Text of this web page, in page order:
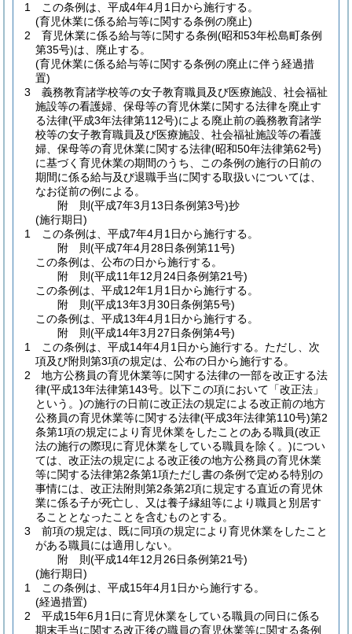
1
この条例は、平成4年4月1日から施行する。
(育児休業に係る給与等に関する条例の廃止)
2
育児休業に係る給与等に関する条例(昭和53年松島町条例
第35号)は、廃止する。
(育児休業に係る給与等に関する条例の廃止に伴う経過措
置)
3
義務教育諸学校等の女子教育職員及び医療施設、社会福祉
施設等の看護婦、保母等の育児休業に関する法律を廃止す
る法律(平成3年法律第112号)による廃止前の義務教育諸学
校等の女子教育職員及び医療施設、社会福祉施設等の看護
婦、保母等の育児休業に関する法律(昭和50年法律第62号)
に基づく育児休業の期間のうち、この条例の施行の日前の
期間に係る給与及び退職手当に関する取扱いについては、
なお従前の例による。
附 則(平成7年3月13日条例第3号)抄
(施行期日)
1
この条例は、平成7年4月1日から施行する。
附 則(平成7年4月28日条例第11号)
この条例は、公布の日から施行する。
附 則(平成11年12月24日条例第21号)
この条例は、平成12年1月1日から施行する。
附 則(平成13年3月30日条例第5号)
この条例は、平成13年4月1日から施行する。
附 則(平成14年3月27日条例第4号)
1
この条例は、平成14年4月1日から施行する。 ただし、次
項及び附則第3項の規定は、公布の日から施行する。
2
地方公務員の育児休業等に関する法律の一部を改正する法
律(平成13年法律第143号。以下この項において「改正法」
という。)の施行の日前に改正法の規定による改正前の地方
公務員の育児休業等に関する法律(平成3年法律第110号)第2
条第1項の規定により育児休業をしたことのある職員(改正
法の施行の際現に育児休業をしている職員を除く。)につい
ては、改正法の規定による改正後の地方公務員の育児休業
等に関する法律第2条第1項ただし書の条例で定める特別の
事情には、改正法附則第2条第2項に規定する直近の育児休
業に係る子が死亡し、又は養子縁組等により職員と別居す
ることとなったことを含むものとする。
3
前項の規定は、既に同項の規定により育児休業をしたこと
がある職員には適用しない。
附 則(平成14年12月26日条例第21号)
(施行期日)
1
この条例は、平成15年4月1日から施行する。
(経過措置)
2
平成15年6月1日に育児休業をしている職員の同日に係る
期末手当に関する改正後の職員の育児休業等に関する条例